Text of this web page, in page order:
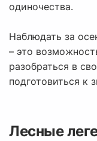
одиночества.
Наблюдать за
– это
разобраться в
подготовиться к
Лесные